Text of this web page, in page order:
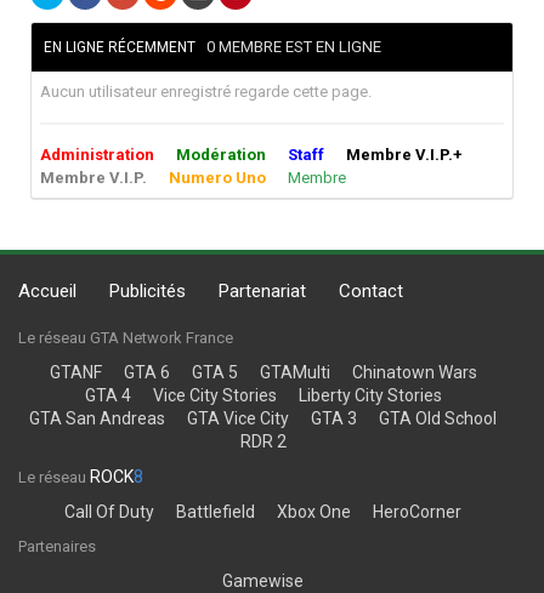
EN LIGNE RÉCEMMENT 0 MEMBRE EST EN LIGNE
Aucun utilisateur enregistré regarde cette page.
Administration Modération Staff
Membre V.I.P.+
Membre V.I.P.
Numero Uno Membre
Accueil Publicités Partenariat Contact
Le réseau GTA Network France
GTANF GTA 6 GTA 5 GTAMulti
Chinatown Wars
GTA 4
Vice City Stories
Liberty City Stories
GTA San Andreas
GTA Vice City GTA 3
GTA Old School
RDR 2
Le réseau ROCK8
Call Of Duty
Battlefield Xbox One HeroCorner
Partenaires
Gamewise